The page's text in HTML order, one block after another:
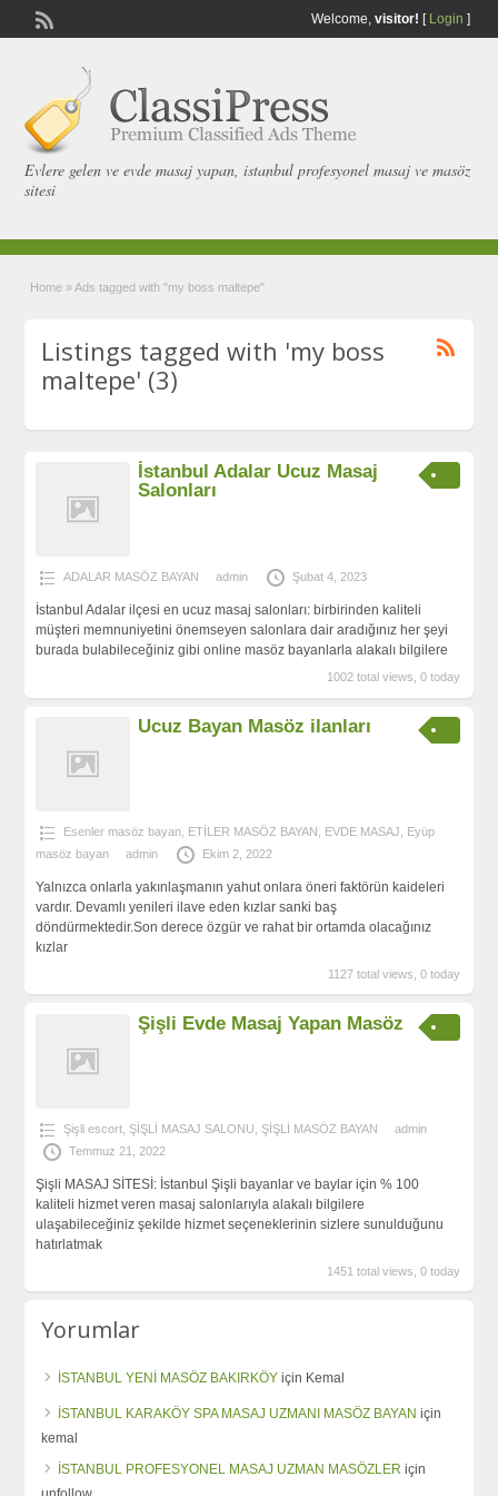
Welcome, visitor! [ Login ]
Evlere gelen ve evde masaj yapan, istanbul profesyonel masaj ve masöz
sitesi
Home » Ads tagged with "my boss maltepe"
Listings tagged with 'my boss
maltepe' (3)
İstanbul Adalar Ucuz Masaj
Salonları
ADALAR MASÖZ BAYAN admin Şubat 4, 2023
İstanbul Adalar ilçesi en ucuz masaj salonları: birbirinden kaliteli
müşteri memnuniyetini önemseyen salonlara dair aradığınız her şeyi
burada bulabileceğiniz gibi online masöz bayanlarla alakalı bilgilere
1002 total views, 0 today
Ucuz Bayan Masöz ilanları
Esenler masöz bayan, ETİLER MASÖZ BAYAN EVDE MASAJ
Eyüp
masöz bayan
admin Ekim 2, 2022
Yalnızca onlarla yakınlaşmanın yahut onlara öneri faktörün kaideleri
vardır. Devamlı yenileri ilave eden kızlar sanki baş
döndürmektedir.Son derece özgür ve rahat bir ortamda olacağınız
kızlar
1127 total views, 0 today
Şişli Evde Masaj Yapan Masöz
Şişli escort, ŞİŞLİ MASAJ SALONU ŞİŞLİ MASÖZ BAYAN
admin
Temmuz 21, 2022
Şişli MASAJ SİTESİ: İstanbul Şişli bayanlar ve baylar için % 100
kaliteli hizmet veren masaj salonlarıyla alakalı bilgilere
ulaşabileceğiniz şekilde hizmet seçeneklerinin sizlere sunulduğunu
hatırlatmak
1451 total views, 0 today
Yorumlar
İSTANBUL YENİ MASÖZ BAKIRKÖY için Kemal
İSTANBUL KARAKÖY SPA MASAJ UZMANI MASÖZ BAYAN için
kemal
İSTANBUL PROFESYONEL MASAJ UZMAN MASÖZLER için